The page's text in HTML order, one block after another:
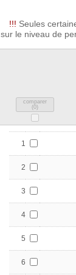
!!! Seules
sur le niveau de
comparer
(0)
1
2
3
4
5
6